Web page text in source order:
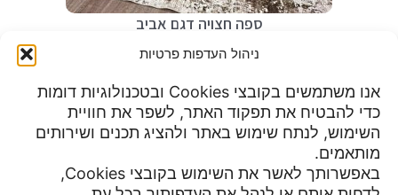
ניהול העדפות פרטיות
אנו משתמשים בקובצי Cookies ובטכנולוגיות דומות
כדי להבטיח את תפקוד האתר, לשפר את חוויית
השימוש, לנתח שימוש באתר ולהציג תכנים ושירותים
מותאמים.
באפשרותך לאשר את השימוש בקובצי Cookies,
ספה חצויה דגם אביב
מדיניות פרטיות
תנאי שימוש
הצהרת נגישות
שעות פעילות:
יום שישי 8:30 עד 15:00
מוצ"ש עד חצות